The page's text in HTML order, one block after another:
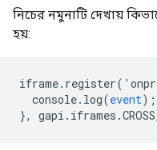
নিচের নমুনাটি দেখায়
হয়:
iframe. register('
console. log(event);
},
gapi . iframes .